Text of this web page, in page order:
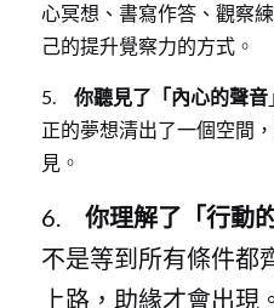
心冥想、書寫作答、觀察
己的提升覺察力的方式 。
5. 你聽見了「內心的聲音
正的夢想清出了一個空間
見 。
6. 你理解了「行動
不是等到所有條件都
上路，助緣才會出現